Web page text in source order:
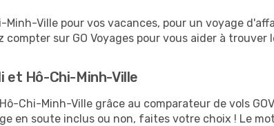
Minh-Ville pour vos vacances, pour un voyage
sur GO Voyages pour vous aider à
et Hô-Chi-Minh-Ville
Chi-Minh-Ville grâce au comparateur de vols
en soute inclus ou non, faites votre choix ! Le